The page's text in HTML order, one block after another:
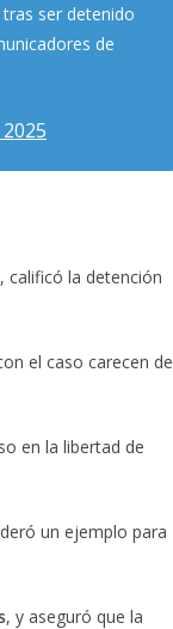
ser detenido
de
, calificó la detención
el caso carecen de
en la libertad de
un ejemplo para
, y aseguró que la